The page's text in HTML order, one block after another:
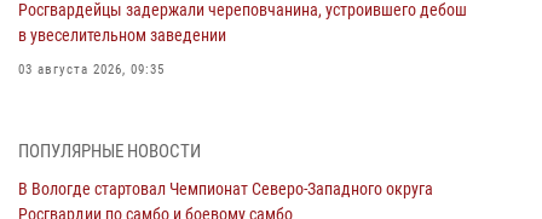
Росгвардейцы задержали череповчанина, устроившего дебош
в увеселительном заведении
03 августа 2026, 09:35
товаров из магазина
ПОПУЛЯРНЫЕ НОВОСТИ
В Вологде стартовал Чемпионат Северо-Западного округа
Росгвардии по самбо и боевому самбо